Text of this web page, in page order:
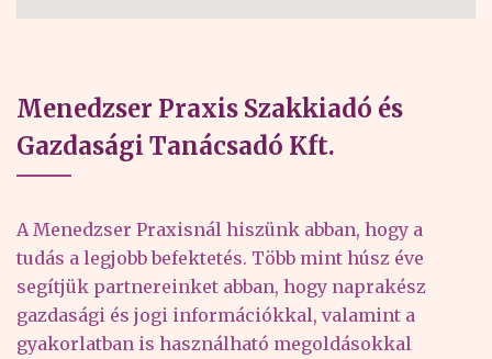
Menedzser Praxis Szakkiadó és
Gazdasági Tanácsadó Kft.
A Menedzser Praxisnál hiszünk abban, hogy a
tudás a legjobb befektetés. Több mint húsz éve
segítjük partnereinket abban, hogy naprakész
gazdasági és jogi információkkal, valamint a
gyakorlatban is használható megoldásokkal